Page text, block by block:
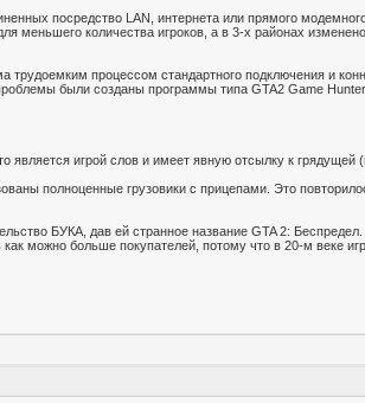
посредство LAN, интернета или прямого
меньшего количества игроков, а в 3-х районах изменено
трудоемким процессом стандартного подключения и
были созданы программы типа GTA2 Game
является игрой слов и имеет явную отсылку к грядущей
полноценные грузовики с прицепами. Это
БУКА, дав ей странное название GTA 2: Беспредел.
можно больше покупателей, потому что в 20-м веке